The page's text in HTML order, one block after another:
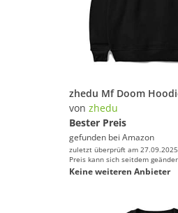
von zhedu
Bester Preis
gefunden bei Amazon
zuletzt überprüft am
Preis kann sich seitdem
Keine weiteren Anbieter